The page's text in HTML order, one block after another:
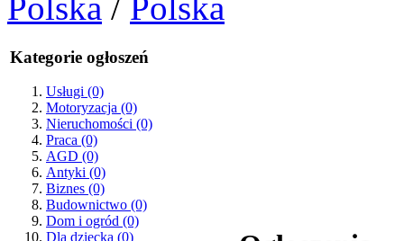
Kategorie ogłoszeń
Usługi (0)
Motoryzacja (0)
Nieruchomości (0)
Praca (0)
AGD (0)
Antyki (0)
Biznes (0)
Budownictwo (0)
Dom i ogród (0)
Dla dziecka (0)